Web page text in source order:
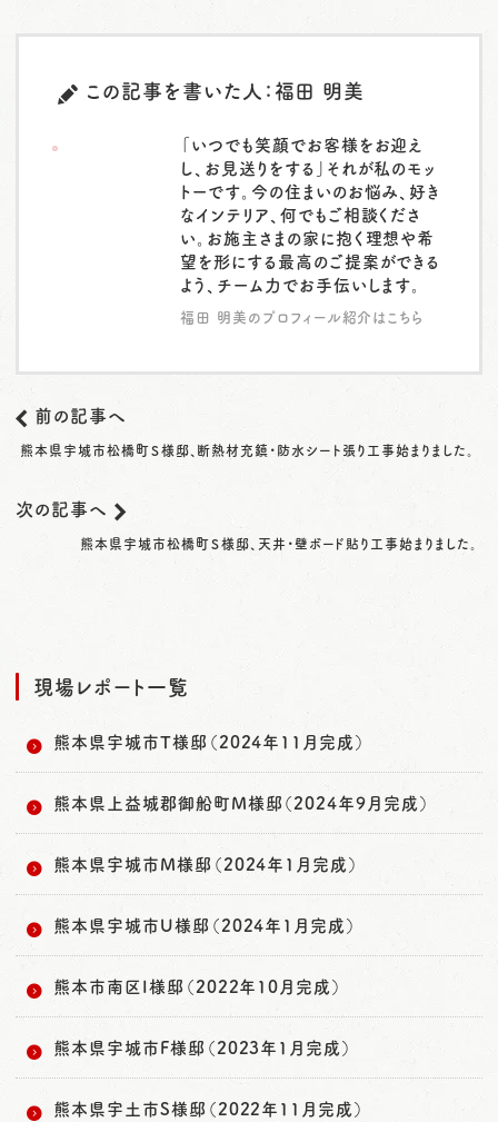
この記事を書いた人：福田 明美
「いつでも笑顔でお客様をお迎え
し、お見送りをする」それが私のモッ
トーです。今の住まいのお悩み、好き
なインテリア、何でもご相談くださ
い。お施主さまの家に抱く理想や希
望を形にする最高のご提案ができる
よう、チーム力でお手伝いします。
福田 明美のプロフィール紹介はこちら
前の記事へ
熊本県宇城市松橋町Ｓ様邸、断熱材充鎮・防水シート張り工事始まりました。
次の記事へ
熊本県宇城市松橋町Ｓ様邸、天井・壁ボード貼り工事始まりました。
現場レポート一覧
熊本県宇城市T様邸（2024年11月完成）
熊本県上益城郡御船町M様邸（2024年9月完成）
熊本県宇城市M様邸（2024年1月完成）
熊本県宇城市U様邸（2024年1月完成）
熊本市南区I様邸（2022年10月完成）
熊本県宇城市F様邸（2023年1月完成）
熊本県宇土市S様邸（2022年11月完成）